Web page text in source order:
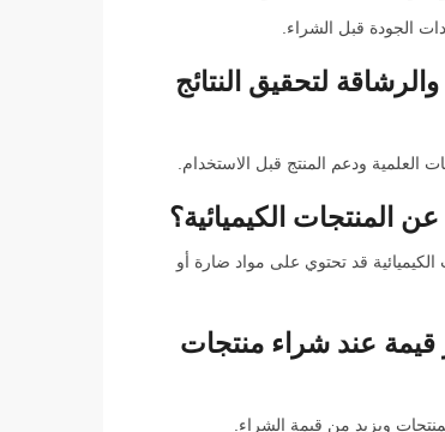
الجودة قبل الشراء.
لتحقيق النتائج
العلمية ودعم المنتج قبل الاستخدام.
المنتجات الكيميائية؟
قد تحتوي على مواد ضارة أو
قيمة عند شراء منتجات
ويزيد من قيمة الشراء.